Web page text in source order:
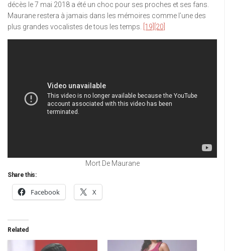
décès le 7 mai 2018 a été un choc pour ses proches et ses fans.
Maurane restera à jamais dans les mémoires comme l’une des
plus grandes vocalistes de tous les temps. [19] [20]
Mort De Maurane
Share this:
Facebook X
Related